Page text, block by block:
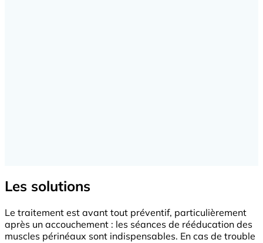
Les solutions
Le traitement est avant tout préventif, particulièrement
après un accouchement : les séances de rééducation des
muscles périnéaux sont indispensables. En cas de trouble